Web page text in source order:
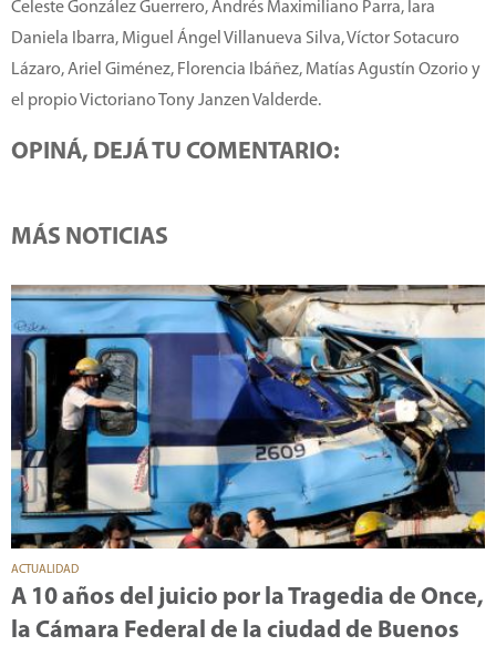
Celeste González Guerrero, Andrés Maximiliano Parra, Iara
Daniela Ibarra, Miguel Ángel Villanueva Silva, Víctor Sotacuro
Lázaro, Ariel Giménez, Florencia Ibáñez, Matías Agustín Ozorio y
el propio Victoriano Tony Janzen Valderde.
OPINÁ, DEJÁ TU COMENTARIO:
MÁS NOTICIAS
ACTUALIDAD
A 10 años del juicio por la Tragedia de Once,
la Cámara Federal de la ciudad de Buenos